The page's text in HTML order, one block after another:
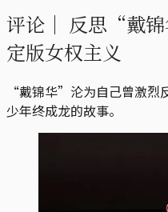
评论｜ 反思“戴
定版女权主义
“戴锦华”沦为自己曾激烈
少年终成龙的故事。